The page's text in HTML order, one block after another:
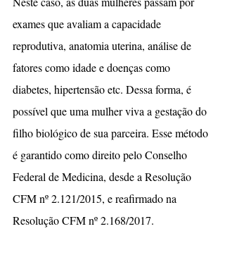
exames que avaliam a capacidade
reprodutiva, anatomia uterina, análise de
fatores como idade e doenças como
diabetes, hipertensão etc. Dessa forma, é
possível que uma mulher viva a gestação do
filho biológico de sua parceira. Esse método
é garantido como direito pelo Conselho
Federal de Medicina, desde a Resolução
CFM nº 2.121/2015, e reafirmado na
Resolução CFM nº 2.168/2017.